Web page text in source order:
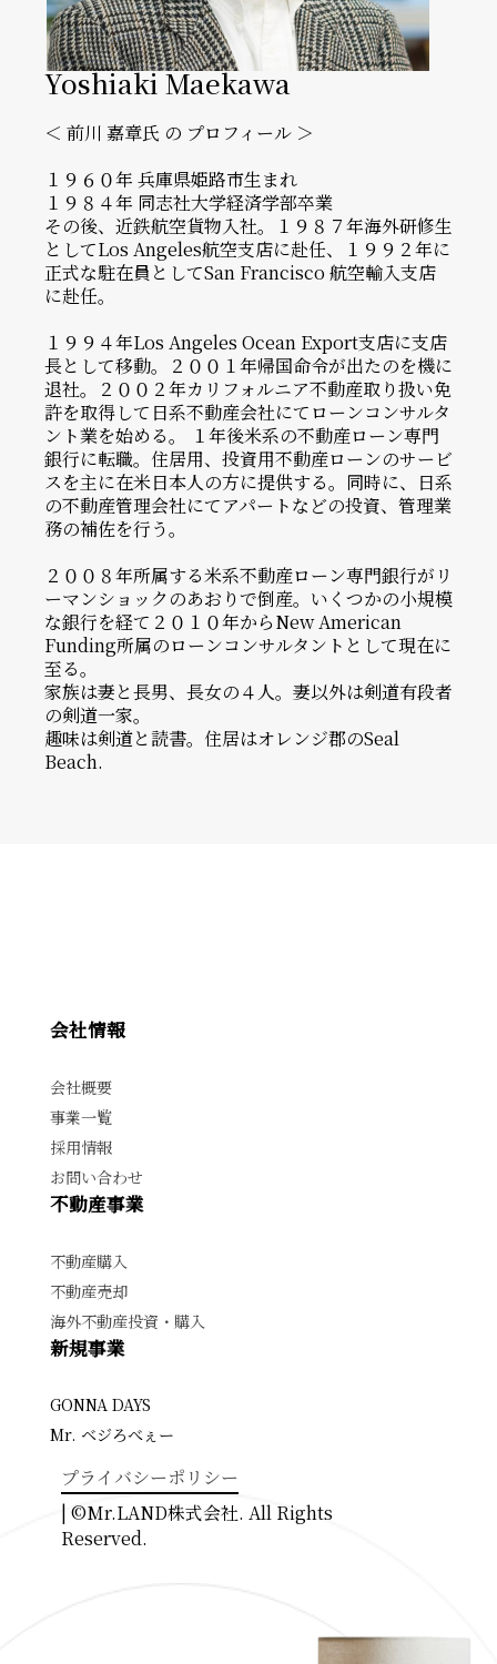
Yoshiaki Maekawa
＜ 前川 嘉章⽒ の プロフィール ＞
１９６０年 兵庫県姫路市⽣まれ
１９８４年 同志社⼤学経済学部卒業
その後、近鉄航空貨物⼊社。１９８７年海外研修⽣
としてLos Angeles航空⽀店に赴任、１９９２年に
正式な駐在員としてSan Francisco 航空輸⼊⽀店
に赴任。
１９９４年Los Angeles Ocean Export⽀店に⽀店
⻑として移動。２００１年帰国命令が出たのを機に
退社。２００２年カリフォルニア不動産取り扱い免
許を取得して⽇系不動産会社にてローンコンサルタ
ント業を始める。 １年後⽶系の不動産ローン専⾨
銀⾏に転職。住居⽤、投資⽤不動産ローンのサービ
スを主に在⽶⽇本⼈の⽅に提供する。同時に、⽇系
の不動産管理会社にてアパートなどの投資、管理業
務の補佐を⾏う。
２００８年所属する⽶系不動産ローン専⾨銀⾏がリ
ーマンショックのあおりで倒産。いくつかの⼩規模
な銀⾏を経て２０１０年からNew American
Funding所属のローンコンサルタントとして現在に
⾄る。
家族は妻と⻑男、⻑⼥の４⼈。妻以外は剣道有段者
の剣道⼀家。
趣味は剣道と読書。住居はオレンジ郡のSeal
Beach.
会社情報
会社概要
事業一覧
採用情報
お問い合わせ
不動産事業
不動産購入
不動産売却
海外不動産投資・購入
新規事業
GONNA DAYS
Mr. ベジろべぇー
プライバシーポリシー
| ©Mr.LAND株式会社. All Rights
Reserved.